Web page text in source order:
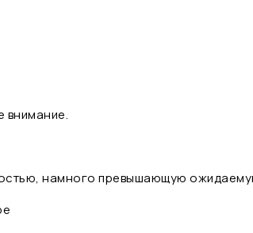
внимание.
намного превышающую